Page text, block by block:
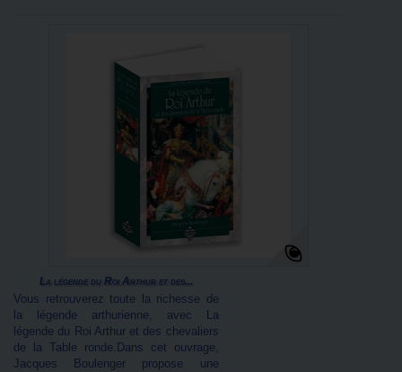
La légende du Roi Arthur et des...
Vous retrouverez toute la richesse de
la légende arthurienne, avec La
légende du Roi Arthur et des chevaliers
de la Table ronde.Dans cet ouvrage,
Jacques Boulenger propose une